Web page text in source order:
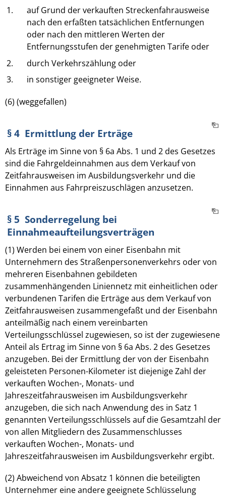
1.
auf Grund der verkauften Streckenfahrausweise
nach den erfaßten tatsächlichen Entfernungen
oder nach den mittleren Werten der
Entfernungsstufen der genehmigten Tarife oder
2.
durch Verkehrszählung oder
3.
in sonstiger geeigneter Weise.
(6) (weggefallen)
§ 4 Ermittlung der Erträge
Als Erträge im Sinne von § 6a Abs. 1 und 2 des Gesetzes
sind die Fahrgeldeinnahmen aus dem Verkauf von
Zeitfahrausweisen im Ausbildungsverkehr und die
Einnahmen aus Fahrpreiszuschlägen anzusetzen.
§ 5 Sonderregelung bei
Einnahmeaufteilungsverträgen
(1) Werden bei einem von einer Eisenbahn mit
Unternehmern des Straßenpersonenverkehrs oder von
mehreren Eisenbahnen gebildeten
zusammenhängenden Liniennetz mit einheitlichen oder
verbundenen Tarifen die Erträge aus dem Verkauf von
Zeitfahrausweisen zusammengefaßt und der Eisenbahn
anteilmäßig nach einem vereinbarten
Verteilungsschlüssel zugewiesen, so ist der zugewiesene
Anteil als Ertrag im Sinne von § 6a Abs. 2 des Gesetzes
anzugeben. Bei der Ermittlung der von der Eisenbahn
geleisteten Personen-Kilometer ist diejenige Zahl der
verkauften Wochen-, Monats- und
Jahreszeitfahrausweisen im Ausbildungsverkehr
anzugeben, die sich nach Anwendung des in Satz 1
genannten Verteilungsschlüssels auf die Gesamtzahl der
von allen Mitgliedern des Zusammenschlusses
verkauften Wochen-, Monats- und
Jahreszeitfahrausweisen im Ausbildungsverkehr ergibt.
(2) Abweichend von Absatz 1 können die beteiligten
Unternehmer eine andere geeignete Schlüsselung